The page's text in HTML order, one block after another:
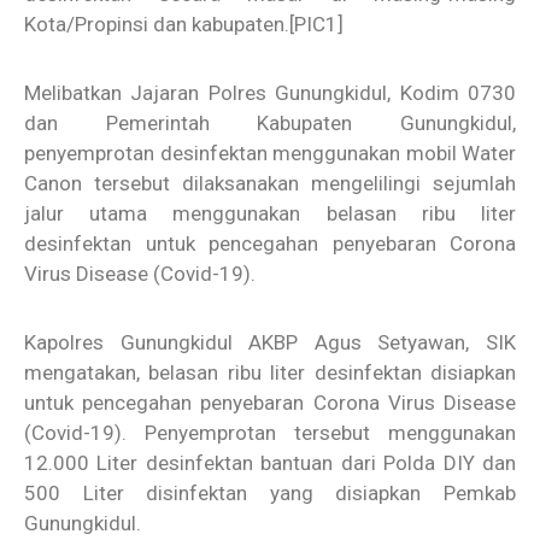
Kota/Propinsi dan kabupaten. [PIC1]
Melibatkan Jajaran Polres Gunungkidul, Kodim 0730
dan Pemerintah Kabupaten Gunungkidul,
penyemprotan desinfektan menggunakan mobil Water
Canon tersebut dilaksanakan mengelilingi sejumlah
jalur utama menggunakan belasan ribu liter
desinfektan untuk pencegahan penyebaran Corona
Virus Disease (Covid-19).
Kapolres Gunungkidul AKBP Agus Setyawan, SIK
mengatakan, belasan ribu liter desinfektan disiapkan
untuk pencegahan penyebaran Corona Virus Disease
(Covid-19). Penyemprotan tersebut menggunakan
12.000 Liter desinfektan bantuan dari Polda DIY dan
500 Liter disinfektan yang disiapkan Pemkab
Gunungkidul.